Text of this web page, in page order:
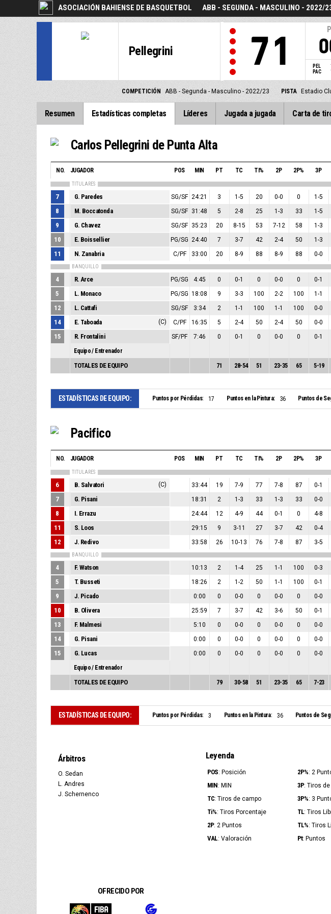
ASOCIACIÓN BAHIENSE DE BASQUETBOL ABB - SEGUNDA - MASCULINO - 2022/
Pellegrini 71 PEL
PAC
COMPETICIÓN ABB - Segunda - Masculino - 2022/23 PISTA Estadio
Resumen Estadísticas completas Líderes Jugada a jugada Carta de
Carlos Pellegrini de Punta Alta
NO. JUGADOR POS MIN PT TC TI% 2P 2P% 3P
TITULARES
7 G. Paredes SG/SF 24:21 3 1-5 20 0-0 0 1-5
8 M. Boccatonda SG/SF 31:48 5 2-8 25 1-3 33 1-5
9 G. Chavez SG/SF 35:23 20 8-15 53 7-12 58 1-3
10 E. Boissellier PG/SG 24:40 7 3-7 42 2-4 50 1-3
11 N. Zanabria C/PF 33:00 20 8-9 88 8-9 88 0-0
BANQUILLO
4 R. Arce PG/SG 4:45 0 0-1 0 0-0 0 0-1
5 L. Monaco PG/SG 18:08 9 3-3 100 2-2 100 1-1
12 L. Cattafi SG/SF 3:34 2 1-1 100 1-1 100 0-0
14 E. Taboada (C) C/PF 16:35 5 2-4 50 2-4 50 0-0
15 R. Frontalini SF/PF 7:46 0 0-1 0 0-0 0 0-1
Equipo / Entrenador
TOTALES DE EQUIPO 71 28-54 51 23-35 65 5-19
ESTADÍSTICAS DE EQUIPO: Puntos por Pérdidas: 17 Puntos en la Pintura: 36
Pacifico
NO. JUGADOR POS MIN PT TC TI% 2P 2P% 3P
TITULARES
6 B. Salvatori (C) 33:44 19 7-9 77 7-8 87 0-1
7 G. Pisani 18:31 2 1-3 33 1-3 33 0-0
8 I. Errazu 24:44 12 4-9 44 0-1 0 4-8
11 S. Loos 29:15 9 3-11 27 3-7 42 0-4
12 J. Redivo 33:58 26 10-13 76 7-8 87 3-5
BANQUILLO
4 F. Watson 10:13 2 1-4 25 1-1 100 0-3
5 T. Busseti 18:26 2 1-2 50 1-1 100 0-1
9 J. Picado 0:00 0 0-0 0 0-0 0 0-0
10 B. Olivera 25:59 7 3-7 42 3-6 50 0-1
13 F. Malmesi 5:10 0 0-0 0 0-0 0 0-0
14 G. Pisani 0:00 0 0-0 0 0-0 0 0-0
15 G. Lucas 0:00 0 0-0 0 0-0 0 0-0
Equipo / Entrenador
TOTALES DE EQUIPO 79 30-58 51 23-35 65 7-23
ESTADÍSTICAS DE EQUIPO: Puntos por Pérdidas: 3 Puntos en la Pintura: 36
Árbitros
O. Sedan
L. Andres
J. Schernenco
Leyenda
POS: Posición 2P%: 2
MIN: MIN 3P: Tiros
TC: Tiros de campo 3P%: 3
Ti%: Tiros Porcentaje TL: Tiros
2P: 2 Puntos TL%: Tiros
VAL: Valoración Pt: Puntos
OFRECIDO POR